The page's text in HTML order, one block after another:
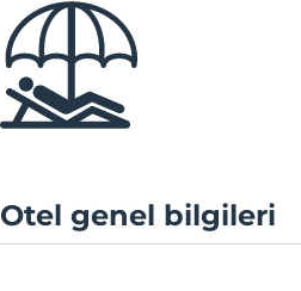
Otel genel bilgileri